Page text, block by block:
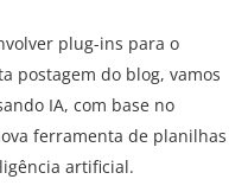
plug-ins para o
postagem do blog, vamos
IA, com base no
ferramenta de planilhas
artificial.